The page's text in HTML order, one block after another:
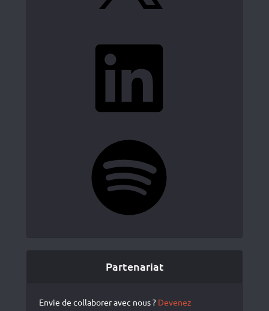
Partenariat
Envie de collaborer avec nous ? Devenez